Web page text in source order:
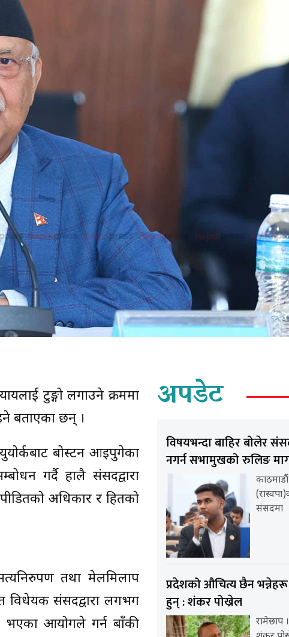
टुङ्गो लगाउने क्रममा
बताएका छन् ।
बोस्टन आइपुगेका
गर्दै हालै संसदद्वारा
अधिकार र हितको
तथा मेलमिलाप
विधेयक संसदद्वारा लगभग
भएका आयोगले गर्न बाँकी
अपडेट
विषयभन्दा बाहिर बोलेर
नगर्न सभामुखको रुलिङ
काठमाडौं
संसदमा
प्रदेशको औचित्य छैन
हुन् : शंकर पोख्रेल
रामेछाप